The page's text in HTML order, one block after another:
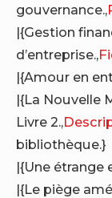
gouvernance.,
|{Gestion
d’entreprise.,
|{Amour en
|{La Nouvelle
Livre 2.,
bibliothèque.}
|{Une étrange
|{Le piège